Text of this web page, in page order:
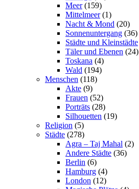
Meer (159)
Mittelmeer (1)
Nacht & Mond (20)
Sonnenuntergang (36)
Städte und Kleinstädte
Täler und Ebenen (24)
Toskana (4)
Wald (194)
Menschen (118)
Akte (9)
Frauen (52)
Porträts (28)
Silhouetten (19)
Religion (5)
Städte (278)
Agra – Taj Mahal (2)
Andere Städte (36)
Berlin (6)
Hamburg (4)
London (12)